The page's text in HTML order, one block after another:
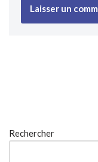
Rechercher